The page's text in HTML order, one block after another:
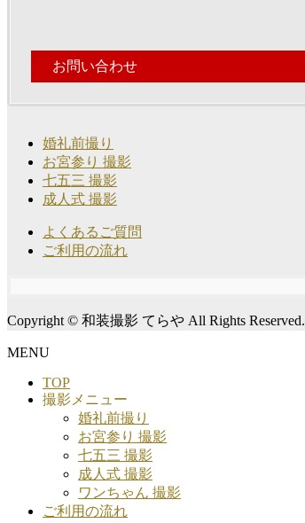
お問い合わせ
婚礼前撮り
お宮参り 撮影
七五三 撮影
成人式 撮影
よくあるご質問
ご利用の流れ
Copyright © 和装撮影 てらや All Rights Reserved.
MENU
TOP
撮影メニュー
婚礼前撮り
お宮参り 撮影
七五三 撮影
成人式 撮影
ワンちゃん 撮影
ご利用の流れ